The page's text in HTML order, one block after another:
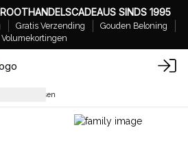
SINDS 1995
Gratis Verzending
Gouden Beloning
Volumekortingen
Kaarsen